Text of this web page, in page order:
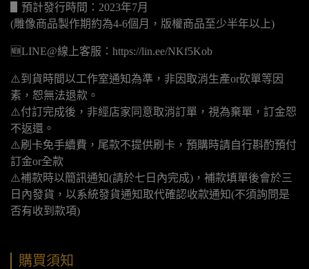
▋預計發行時間：2023年7月
(雕像商品製作期約為4-6個月，版權商品至少半年以上)
🆕LINE@線上客服：https://lin.ee/NKf5Kob
⚠️到貨時間以工作室通知為準，非因取消生產or砍單等因
素，恕無法退款。
⚠️付訂完成後，非經店家同意取消訂單，視為棄單，訂金恕
不返還。
⚠️刷卡免手續費，尾款不提供刷卡，預購時請自行斟酌預付
訂金or全款
⚠️補款時以簡訊通知(請於七日內完成)，補款填單後會於三
日內發貨，以系統發貨通知取代確認收款通知(不須詢問是
否有收到款項)
購買須知